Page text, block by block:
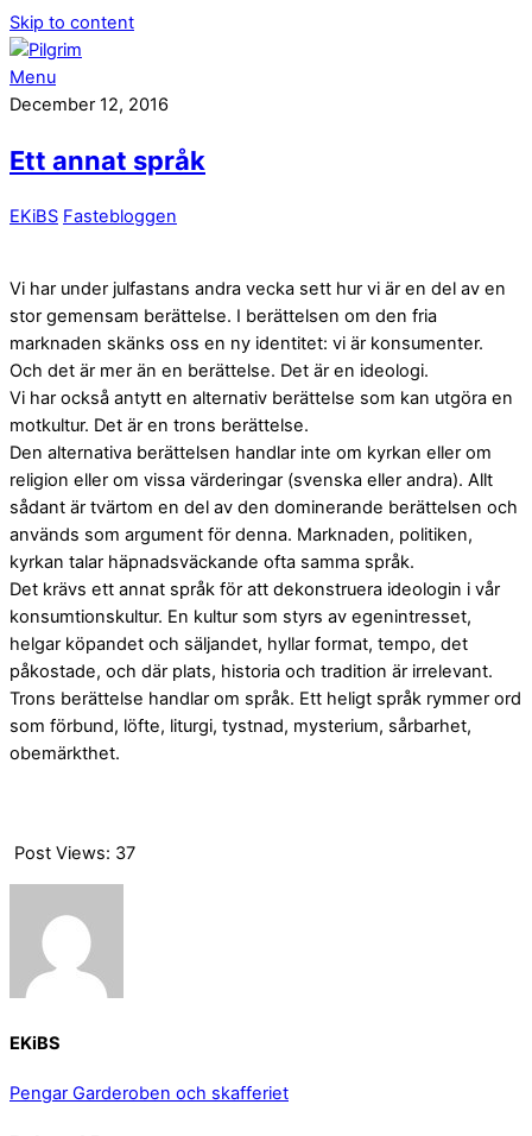
Skip to content
Menu
December 12, 2016
Ett annat språk
EKiBS Fastebloggen
Vi har under julfastans andra vecka sett hur vi är en del av en
stor gemensam berättelse. I berättelsen om den fria
marknaden skänks oss en ny identitet: vi är konsumenter.
Och det är mer än en berättelse. Det är en ideologi.
Vi har också antytt en alternativ berättelse som kan utgöra en
motkultur. Det är en trons berättelse.
Den alternativa berättelsen handlar inte om kyrkan eller om
religion eller om vissa värderingar (svenska eller andra). Allt
sådant är tvärtom en del av den dominerande berättelsen och
används som argument för denna. Marknaden, politiken,
kyrkan talar häpnadsväckande ofta samma språk.
Det krävs ett annat språk för att dekonstruera ideologin i vår
konsumtionskultur. En kultur som styrs av egenintresset,
helgar köpandet och säljandet, hyllar format, tempo, det
påkostade, och där plats, historia och tradition är irrelevant.
Trons berättelse handlar om språk. Ett heligt språk rymmer ord
som förbund, löfte, liturgi, tystnad, mysterium, sårbarhet,
obemärkthet.
Post Views: 37
EKiBS
Pengar Garderoben och skafferiet